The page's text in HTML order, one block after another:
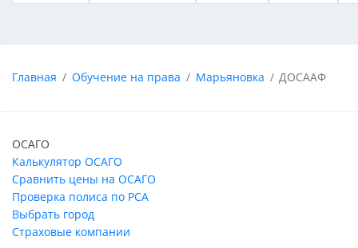
Главная Обучение на права Марьяновка ДОСААФ
ОСАГО
Калькулятор ОСАГО
Сравнить цены на ОСАГО
Проверка полиса по РСА
Выбрать город
Страховые компании